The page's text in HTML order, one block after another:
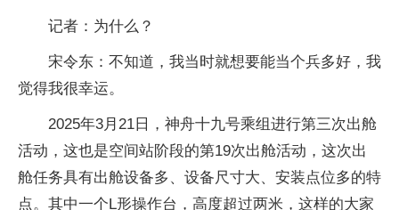
记者：为什么？
宋令东：不知道，我当时就想要能当个兵多好，我
觉得我很幸运。
2025年3月21日，神舟十九号乘组进行第三次出舱
活动，这也是空间站阶段的第19次出舱活动，这次出
舱任务具有出舱设备多、设备尺寸大、安装点位多的特
点。其中一个L形操作台，高度超过两米，这样的大家